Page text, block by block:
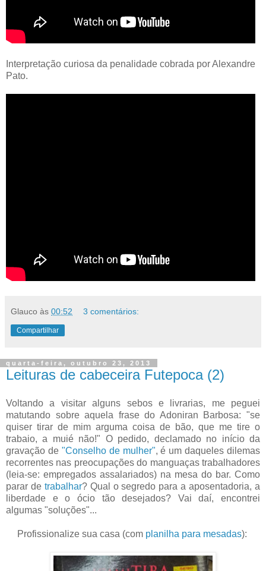
Interpretação curiosa da penalidade cobrada por Alexandre
Pato.
Glauco às 00:52 3 comentários:
Compartilhar
quarta-feira, outubro 23, 2013
Leituras de cabeceira Futepoca (2)
Voltando a visitar alguns sebos e livrarias, me peguei
matutando sobre aquela frase do Adoniran Barbosa: "se
quiser tirar de mim arguma coisa de bão, que me tire o
trabaio, a muié não!" O pedido, declamado no início da
gravação de "Conselho de mulher", é um daqueles dilemas
recorrentes nas preocupações do manguaças trabalhadores
(leia-se: empregados assalariados) na mesa do bar. Como
parar de trabalhar? Qual o segredo para a aposentadoria, a
liberdade e o ócio tão desejados? Vai daí, encontrei
algumas "soluções"...
Profissionalize sua casa (com planilha para mesadas):